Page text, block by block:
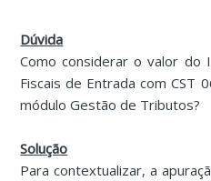
Dúvida
Como considerar o valor do
Fiscais de Entrada com CST
módulo Gestão de Tributos?
Solução
Para contextualizar, a